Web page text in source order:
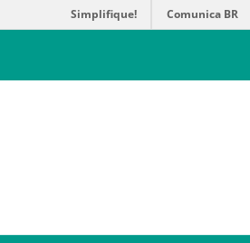
Simplifique! Comunica BR